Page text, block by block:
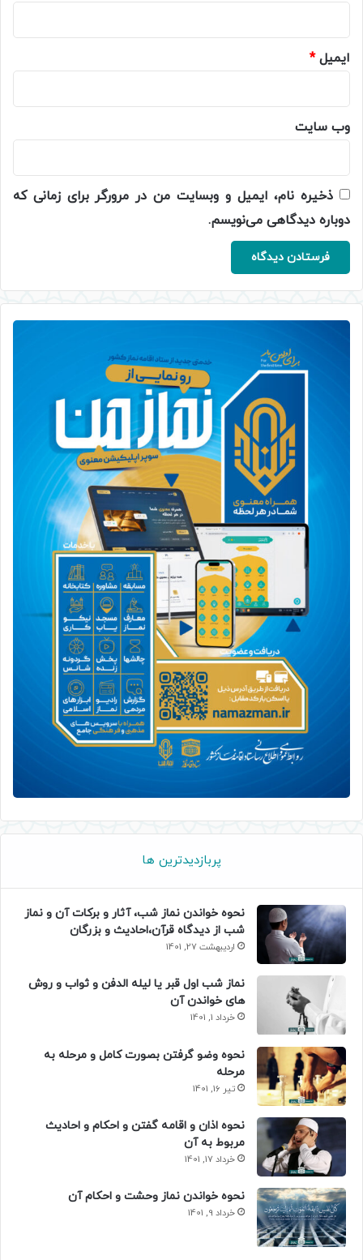
ایمیل*
وب‌ سایت
ذخیره نام، ایمیل و وبسایت من در مرورگر برای زمانی که
دوباره دیدگاهی می‌نویسم.
پربازدیدترین ها
نحوه خواندن نماز شب، آثار و برکات آن و نماز
شب از دیدگاه قرآن،احادیث و بزرگان
اردیبهشت 27, 1401
نماز شب اول قبر یا لیله الدفن و ثواب و روش
های خواندن آن
خرداد 1, 1401
نحوه وضو گرفتن بصورت کامل و مرحله به
مرحله
تیر 16, 1401
نحوه اذان و اقامه گفتن و احکام و احادیث
مربوط به آن
خرداد 17, 1401
نحوه خواندن نماز وحشت و احکام آن
خرداد 9, 1401